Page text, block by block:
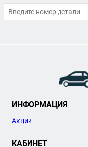
ИНФОРМАЦИЯ
Акции
КАБИНЕТ